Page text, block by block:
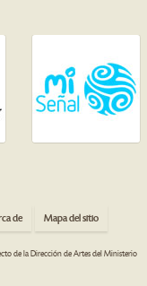
de Mapa del sitio
de la Dirección de Artes del Ministerio